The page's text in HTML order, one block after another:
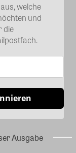
welche
und
die
Ausgabe